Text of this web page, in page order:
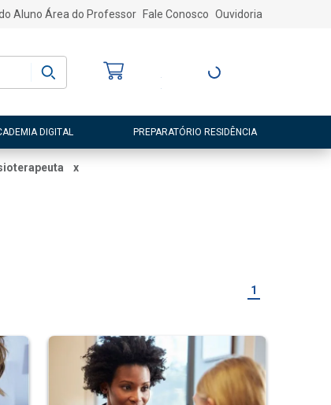
Aluno Área do Professor Fale Conosco Ouvidoria
Entre ou Cadastre-
DIGITAL PREPARATÓRIO RESIDÊNCIA
x
1